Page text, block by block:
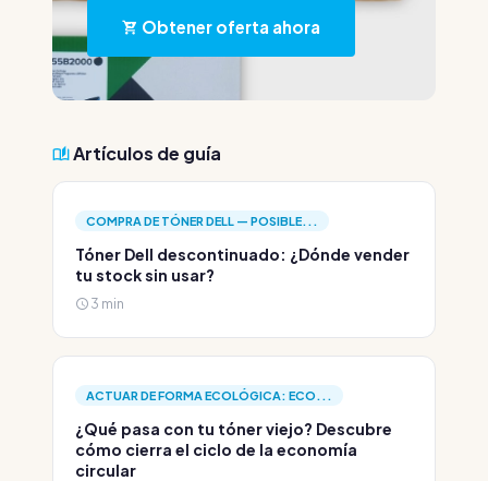
Obtener oferta ahora
Artículos de guía
COMPRA DE TÓNER DELL — POSIBLE...
Tóner Dell descontinuado: ¿Dónde vender
tu stock sin usar?
3 min
ACTUAR DE FORMA ECOLÓGICA: ECO...
¿Qué pasa con tu tóner viejo? Descubre
cómo cierra el ciclo de la economía
circular